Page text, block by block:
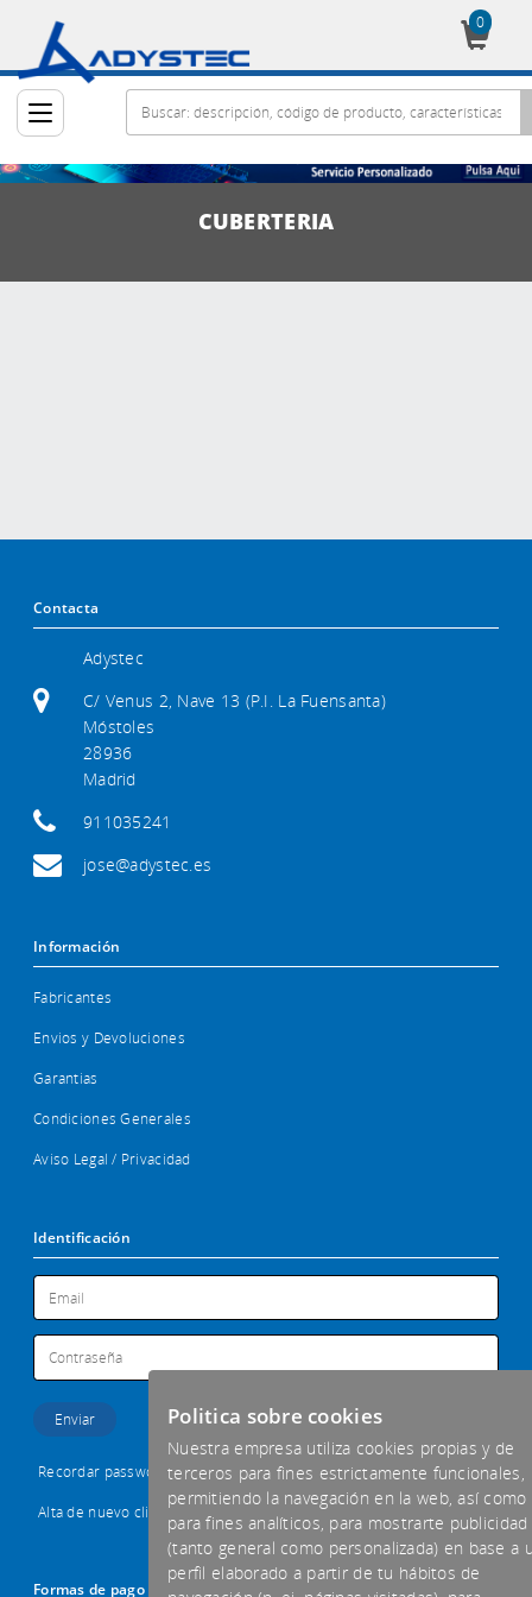
0
CUBERTERIA
Contacta
Adystec
C/ Venus 2, Nave 13 (P.I. La Fuensanta)
Móstoles
28936
Madrid
911035241
jose@adystec.es
Información
Fabricantes
Envios y Devoluciones
Garantias
Condiciones Generales
Aviso Legal / Privacidad
Identificación
Recordar password
Alta de nuevo cliente
Formas de pago aceptadas
Politica sobre cookies
Nuestra empresa utiliza cookies propias y de
terceros para fines estrictamente funcionales,
permitiendo la navegación en la web, así como
para fines analíticos, para mostrarte publicidad
(tanto general como personalizada) en base a
perfil elaborado a partir de tu hábitos de